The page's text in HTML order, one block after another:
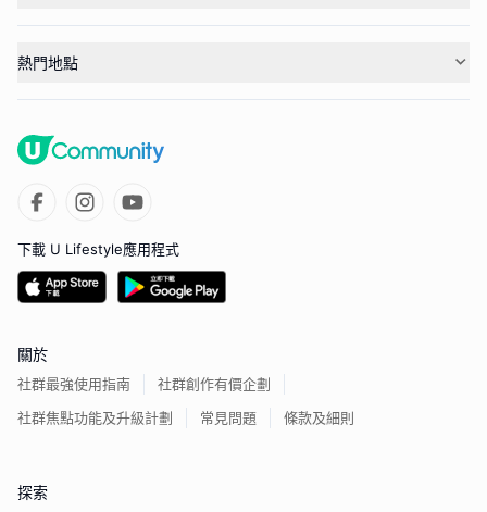
熱門地點
下載 U Lifestyle應用程式
關於
社群最強使用指南
社群創作有價企劃
社群焦點功能及升級計劃
常見問題 條款及細則
探索